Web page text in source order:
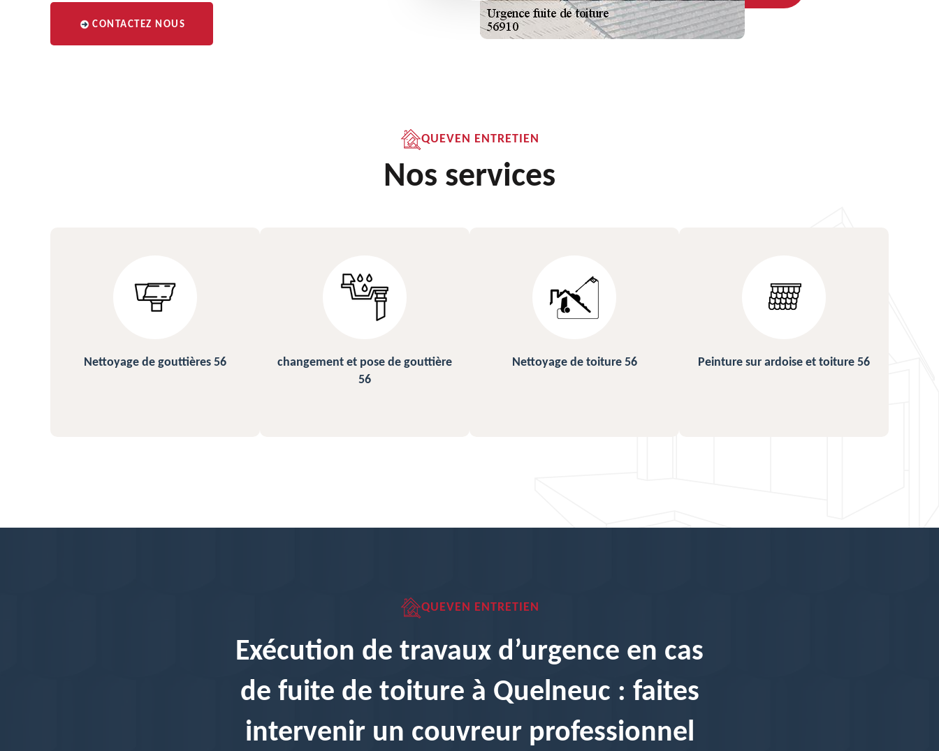
CONTACTEZ NOUS
QUEVEN ENTRETIEN
Nos services
changement et pose de gouttière
Nettoyage de toiture 56 Peinture sur ardoise et toiture 56 Urgence fuite de toiture 56
QUEVEN ENTRETIEN
Exécution de travaux d’urgence en cas
de fuite de toiture à Quelneuc : faites
intervenir un couvreur professionnel